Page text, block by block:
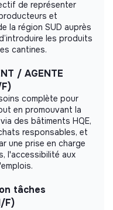
organization
did not yet
de représenter
et
la région SUD auprès
les produits
cantines.
/ AGENTE
complète pour
en promouvant la
des bâtiments HQE,
responsables, et
une prise en charge
l'accessibilité aux
tâches
F)